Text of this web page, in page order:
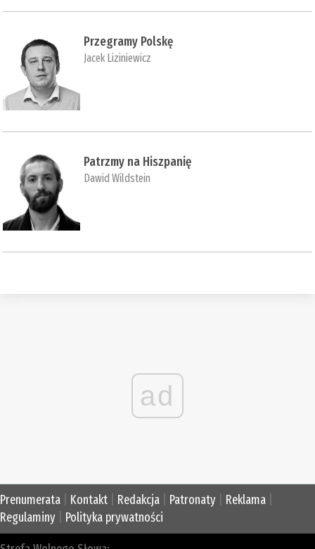
Przegramy Polskę
Jacek Liziniewicz
Patrzmy na Hiszpanię
Dawid Wildstein
ad
Prenumerata Kontakt Redakcja Patronaty Reklama
Regulaminy
Polityka prywatności